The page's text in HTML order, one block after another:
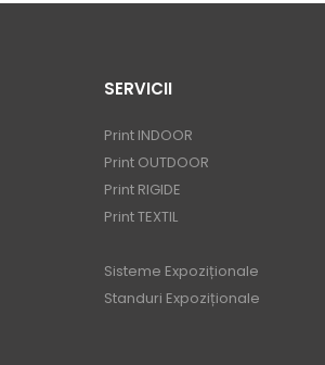
SERVICII
Print INDOOR
Print OUTDOOR
Print RIGIDE
Print TEXTIL
Sisteme Expoziționale
Standuri Expoziționale